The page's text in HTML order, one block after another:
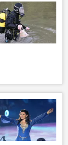
Служба гражданской защиты и чрезвычайных ситуаций МВД РМ